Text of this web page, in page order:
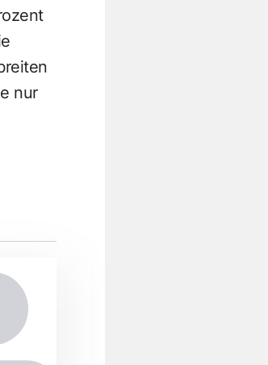
nur